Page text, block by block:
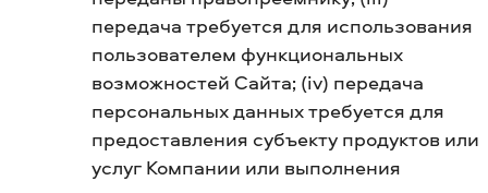
передача требуется для использования
пользователем функциональных
возможностей Сайта; (iv) передача
персональных данных требуется для
предоставления субъекту продуктов или
услуг Компании или выполнения